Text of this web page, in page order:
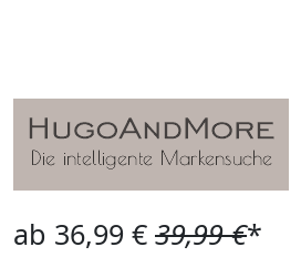
ab 36,99 € 39,99 €*